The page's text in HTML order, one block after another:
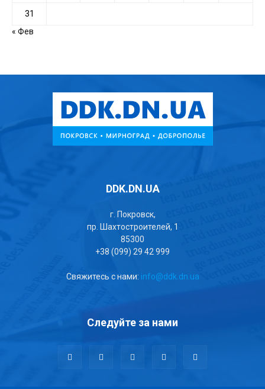
31
« Фев
DDK.DN.UA
г. Покровск,
пр. Шахтостроителей, 1
85300
+38 (099) 29 42 999
Свяжитесь с нами: info@ddk.dn.ua
Следуйте за нами